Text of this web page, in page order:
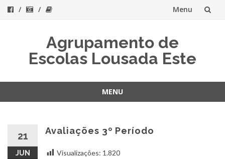
Menu
content
Agrupamento de
Escolas Lousada Este
MENU
21
JUN
Avaliações 3º Período
Visualizações: 1.820